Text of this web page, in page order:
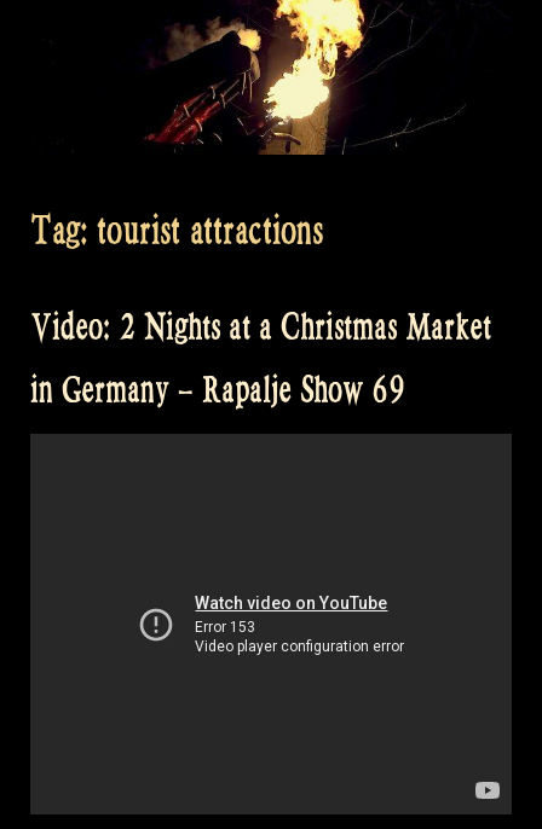
Tag: tourist attractions
Video: 2 Nights at a Christmas Market
in Germany – Rapalje Show 69